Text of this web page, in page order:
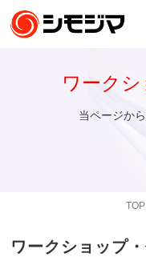
TOP
ワーク
当ページか
ワークショップ